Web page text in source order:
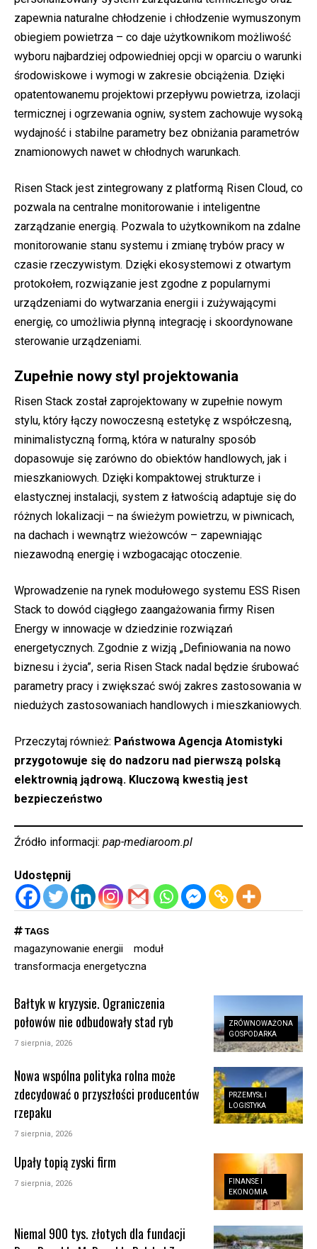
zapewnia naturalne chłodzenie i chłodzenie wymuszonym
obiegiem powietrza – co daje użytkownikom możliwość
wyboru najbardziej odpowiedniej opcji w oparciu o warunki
środowiskowe i wymogi w zakresie obciążenia. Dzięki
opatentowanemu projektowi przepływu powietrza, izolacji
termicznej i ogrzewania ogniw, system zachowuje wysoką
wydajność i stabilne parametry bez obniżania parametrów
znamionowych nawet w chłodnych warunkach.
Risen Stack jest zintegrowany z platformą Risen Cloud, co
pozwala na centralne monitorowanie i inteligentne
zarządzanie energią. Pozwala to użytkownikom na zdalne
monitorowanie stanu systemu i zmianę trybów pracy w
czasie rzeczywistym. Dzięki ekosystemowi z otwartym
protokołem, rozwiązanie jest zgodne z popularnymi
urządzeniami do wytwarzania energii i zużywającymi
energię, co umożliwia płynną integrację i skoordynowane
sterowanie urządzeniami.
Zupełnie nowy styl projektowania
Risen Stack został zaprojektowany w zupełnie nowym
stylu, który łączy nowoczesną estetykę z współczesną,
minimalistyczną formą, która w naturalny sposób
dopasowuje się zarówno do obiektów handlowych, jak i
mieszkaniowych. Dzięki kompaktowej strukturze i
elastycznej instalacji, system z łatwością adaptuje się do
różnych lokalizacji – na świeżym powietrzu, w piwnicach,
na dachach i wewnątrz wieżowców – zapewniając
niezawodną energię i wzbogacając otoczenie.
Wprowadzenie na rynek modułowego systemu ESS Risen
Stack to dowód ciągłego zaangażowania firmy Risen
Energy w innowacje w dziedzinie rozwiązań
energetycznych. Zgodnie z wizją „Definiowania na nowo
biznesu i życia”, seria Risen Stack nadal będzie śrubować
parametry pracy i zwiększać swój zakres zastosowania w
niedużych zastosowaniach handlowych i mieszkaniowych.
Przeczytaj również: Państwowa Agencja Atomistyki
przygotowuje się do nadzoru nad pierwszą polską
elektrownią jądrową. Kluczową kwestią jest
bezpieczeństwo
Źródło informacji: pap-mediaroom.pl
Udostępnij
TAGS
magazynowanie energii
moduł
transformacja energetyczna
ZRÓWNOWAŻONA
GOSPODARKA
Bałtyk w kryzysie. Ograniczenia
połowów nie odbudowały stad ryb
7 sierpnia, 2026
PRZEMYSŁ I
LOGISTYKA
Nowa wspólna polityka rolna może
zdecydować o przyszłości producentów
rzepaku
7 sierpnia, 2026
FINANSE I
EKONOMIA
Upały topią zyski firm
7 sierpnia, 2026
Niemal 900 tys. złotych dla fundacji